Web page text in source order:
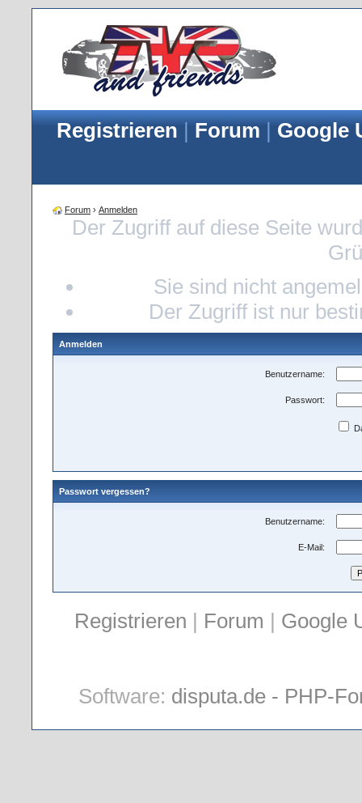
Registrieren | Forum | Google
Forum › Anmelden
Der Zugriff auf diese Seite
Sie sind nicht
Der Zugriff ist nur
Anmelden
Benutzername:
Passwort:
Passwort vergessen?
Benutzername:
E-Mail:
Registrieren | Forum | Google
Software: disputa.de - PHP-